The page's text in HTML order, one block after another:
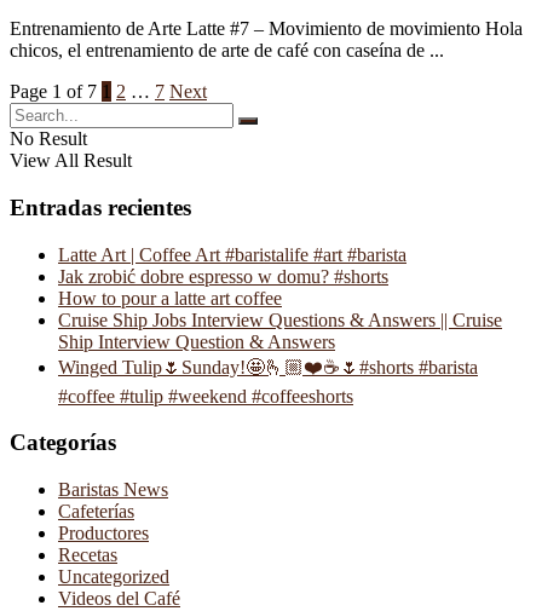
Entrenamiento de Arte Latte #7 – Movimiento de movimiento Hola
chicos, el entrenamiento de arte de café con caseína de ...
Page 1 of 7 1 2 … 7 Next
No Result
View All Result
Entradas recientes
Latte Art | Coffee Art #baristalife #art #barista
Jak zrobić dobre espresso w domu? #shorts
How to pour a latte art coffee
Cruise Ship Jobs Interview Questions & Answers || Cruise
Ship Interview Question & Answers
Winged Tulip🌷Sunday!🤩🫰🏼❤️☕️🌷#shorts #barista
#coffee #tulip #weekend #coffeeshorts
Categorías
Baristas News
Cafeterías
Productores
Recetas
Uncategorized
Videos del Café